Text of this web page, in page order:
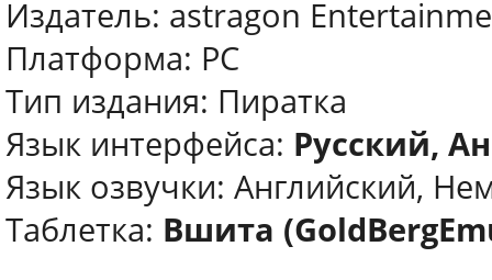
Издатель: astragon
Платформа: PC
Тип издания: Пиратка
Язык интерфейса: Русский,
Язык озвучки: Английский,
Таблетка: Вшита